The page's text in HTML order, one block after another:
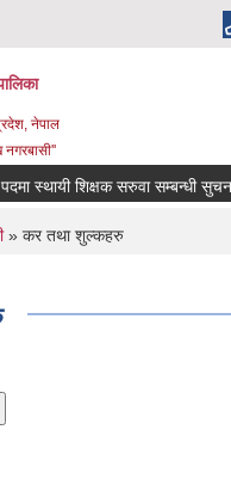
नेपाल
नगरबासी''
स्थायी शिक्षक सरुवा सम्बन्धी सुचना ।
» कर तथा शुल्कहरु